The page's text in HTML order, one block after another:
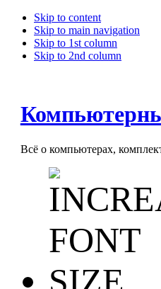
Skip to content
Skip to main navigation
Skip to 1st column
Skip to 2nd column
Всё о компьютерах,